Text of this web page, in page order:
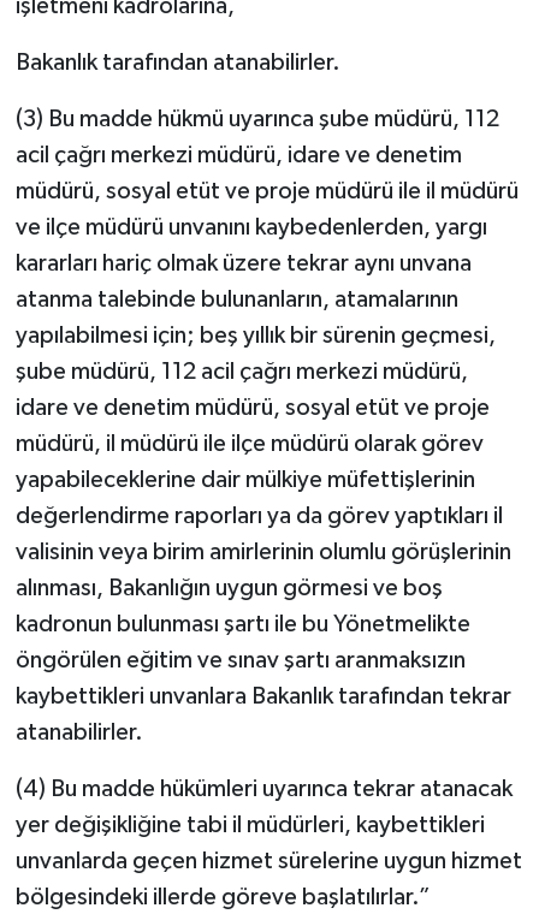
işletmeni kadrolarına,
Bakanlık tarafından atanabilirler.
(3) Bu madde hükmü uyarınca şube müdürü, 112
acil çağrı merkezi müdürü, idare ve denetim
müdürü, sosyal etüt ve proje müdürü ile il müdürü
ve ilçe müdürü unvanını kaybedenlerden, yargı
kararları hariç olmak üzere tekrar aynı unvana
atanma talebinde bulunanların, atamalarının
yapılabilmesi için; beş yıllık bir sürenin geçmesi,
şube müdürü, 112 acil çağrı merkezi müdürü,
idare ve denetim müdürü, sosyal etüt ve proje
müdürü, il müdürü ile ilçe müdürü olarak görev
yapabileceklerine dair mülkiye müfettişlerinin
değerlendirme raporları ya da görev yaptıkları il
valisinin veya birim amirlerinin olumlu görüşlerinin
alınması, Bakanlığın uygun görmesi ve boş
kadronun bulunması şartı ile bu Yönetmelikte
öngörülen eğitim ve sınav şartı aranmaksızın
kaybettikleri unvanlara Bakanlık tarafından tekrar
atanabilirler.
(4) Bu madde hükümleri uyarınca tekrar atanacak
yer değişikliğine tabi il müdürleri, kaybettikleri
unvanlarda geçen hizmet sürelerine uygun hizmet
bölgesindeki illerde göreve başlatılırlar.”